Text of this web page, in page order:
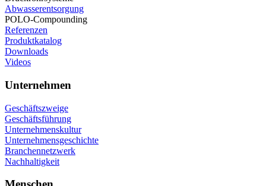
Abwasserentsorgung
POLO-Compounding
Referenzen
Produktkatalog
Downloads
Videos
Unternehmen
Geschäftszweige
Geschäftsführung
Unternehmenskultur
Unternehmensgeschichte
Branchennetzwerk
Nachhaltigkeit